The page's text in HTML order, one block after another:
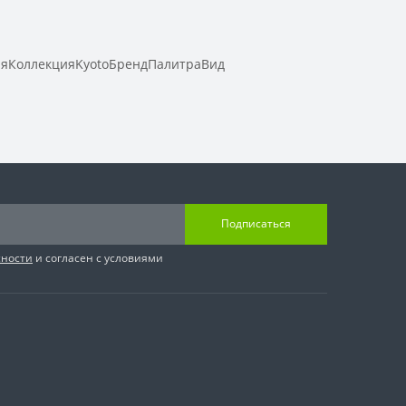
Подписаться
и согласен с условиями